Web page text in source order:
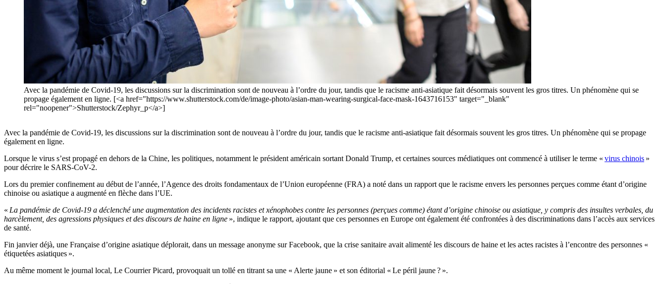
Avec la pandémie de Covid-19, les discussions sur la discrimination sont de nouveau à l’ordre du jour, tandis que le racisme anti-asiatique fait désormais souvent les gros titres. Un phénomène qui se
propage également en ligne. [<a href="https://www.shutterstock.com/de/image-photo/asian-man-wearing-surgical-face-mask-1643716153" target="_blank"
rel="noopener">Shutterstock/Zephyr_p</a>]
Avec la pandémie de Covid-19, les discussions sur la discrimination sont de nouveau à l’ordre du jour, tandis que le racisme anti-asiatique fait désormais souvent les gros titres. Un phénomène qui se propage
également en ligne.
Lorsque le virus s’est propagé en dehors de la Chine, les politiques, notamment le président américain sortant Donald Trump, et certaines sources médiatiques ont commencé à utiliser le terme « virus chinois »
pour décrire le SARS-CoV-2.
Lors du premier confinement au début de l’année, l’Agence des droits fondamentaux de l’Union européenne (FRA) a noté dans un rapport que le racisme envers les personnes perçues comme étant d’origine
chinoise ou asiatique a augmenté en flèche dans l’UE.
« La pandémie de Covid-19 a déclenché une augmentation des incidents racistes et xénophobes contre les personnes (perçues comme) étant d’origine chinoise ou asiatique, y compris des insultes verbales, du
harcèlement, des agressions physiques et des discours de haine en ligne », indique le rapport, ajoutant que ces personnes en Europe ont également été confrontées à des discriminations dans l’accès aux services
de santé.
Fin janvier déjà, une Française d’origine asiatique déplorait, dans un message anonyme sur Facebook, que la crise sanitaire avait alimenté les discours de haine et les actes racistes à l’encontre des personnes «
étiquetées asiatiques ».
Au même moment le journal local, Le Courrier Picard, provoquait un tollé en titrant sa une « Alerte jaune » et son éditorial « Le péril jaune ? ».